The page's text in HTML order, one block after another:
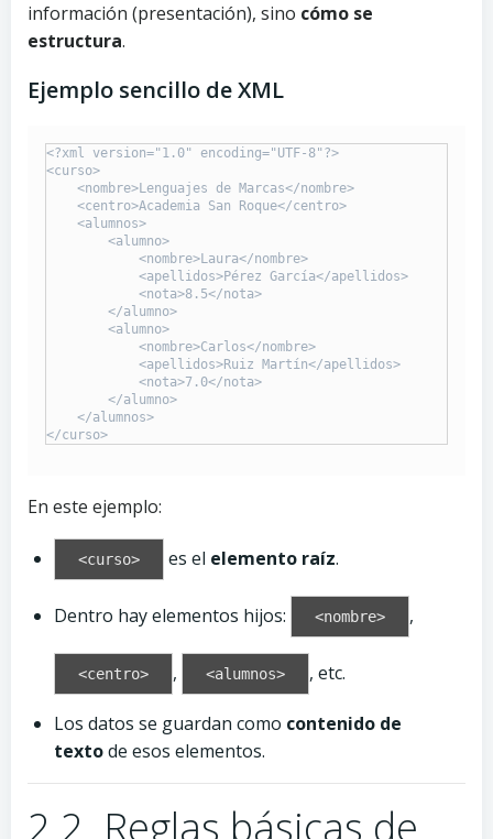
información (presentación), sino cómo se
estructura.
Ejemplo sencillo de XML
<?xml version="1.0" encoding="UTF-8"?>
<curso>
    <nombre>Lenguajes de Marcas</nombre>
    <centro>Academia San Roque</centro>
    <alumnos>
        <alumno>
            <nombre>Laura</nombre>
            <apellidos>Pérez García</apellidos>
            <nota>8.5</nota>
        </alumno>
        <alumno>
            <nombre>Carlos</nombre>
            <apellidos>Ruiz Martín</apellidos>
            <nota>7.0</nota>
        </alumno>
    </alumnos>
En este ejemplo:
<curso> es el elemento raíz.
Dentro hay elementos hijos: <nombre> ,
<centro> , <alumnos> , etc.
Los datos se guardan como contenido de
textode esos elementos.
2.2. Reglas básicas de